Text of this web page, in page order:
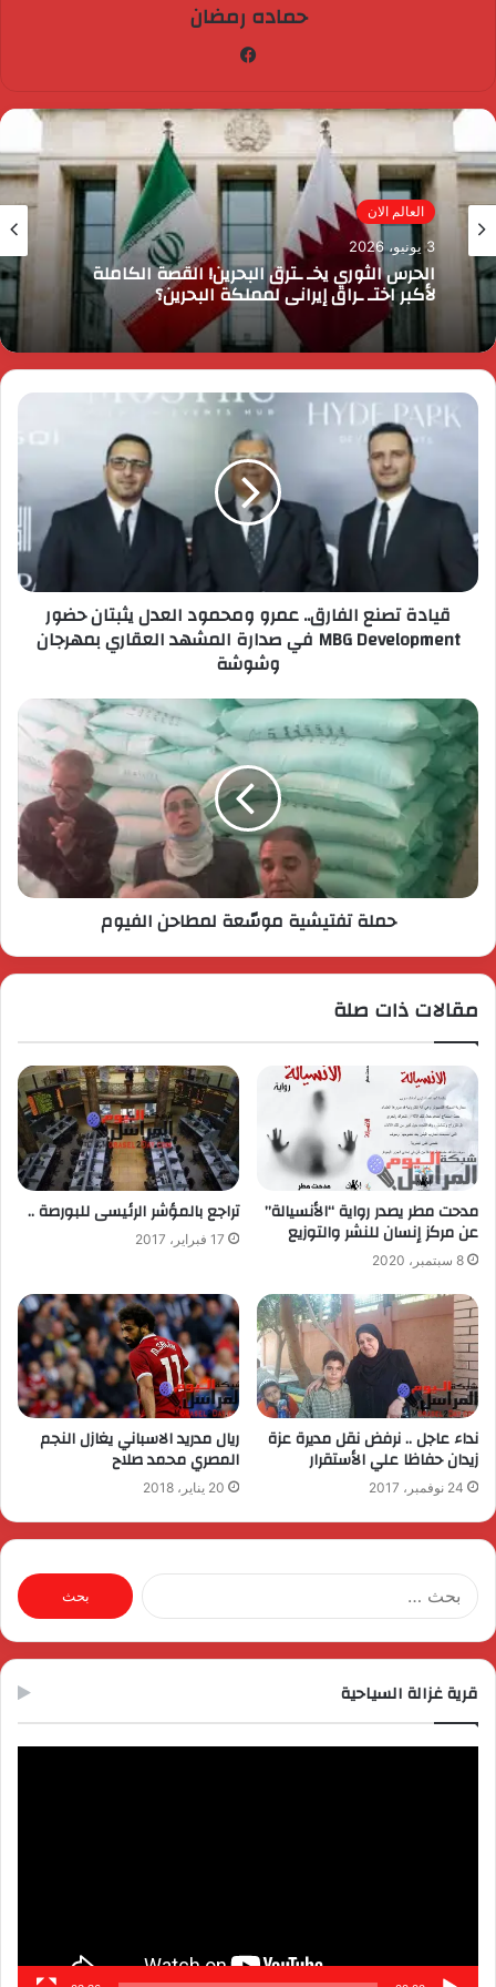
حماده رمضان
مصر الآن
رئيس الوزراء يقرر ضم مايا مرسي وزيرة التضامن
الاجتماعي إلى عضوية المجموعة الوزارية لريادة
الأعمال
قيادة تصنع الفارق.. عمرو ومحمود العدل يثبتان حضور
MBG Development في صدارة المشهد العقاري بمهرجان
وشوشة
حملة تفتيشية موسّعة لمطاحن الفيوم
مقالات ذات صلة
مدحت مطر يصدر رواية “الأنسيالة”
عن مركز إنسان للنشر والتوزيع
8 سبتمبر، 2020
تراجع بالمؤشر الرئيسى للبورصة ..
17 فبراير، 2017
نداء عاجل .. نرفض نقل مديرة عزة
زيدان حفاظا علي الأستقرار
24 نوفمبر، 2017
ريال مدريد الاسباني يغازل النجم
المصري محمد صلاح
20 يناير، 2018
البحث
عن:
قرية غزالة السياحية